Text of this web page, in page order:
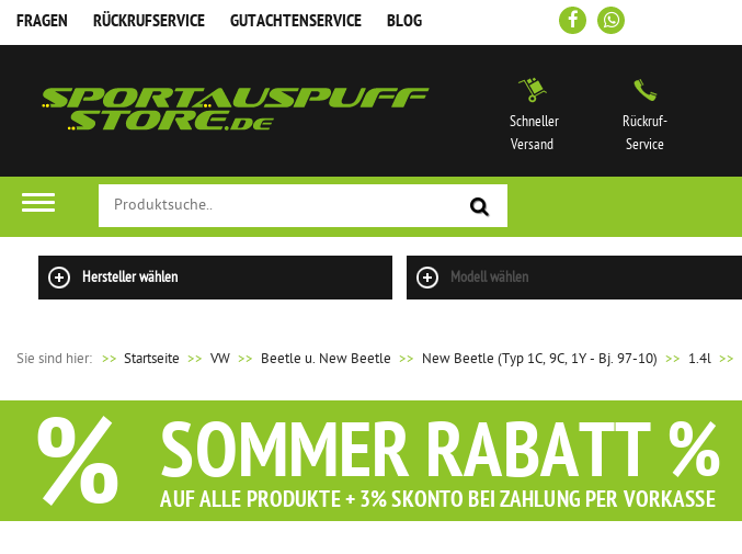
FRAGEN RÜCKRUFSERVICE GUTACHTENSERVICE BLOG
Schneller
Versand
Rückruf-
Service
Hersteller wählen Modell wählen
Sie sind hier: >> Startseite VW Beetle u. New Beetle New Beetle (Typ 1C, 9C, 1Y - Bj. 97-10) 1.4l
% SOMMER RABATT %
AUF ALLE PRODUKTE + 3% SKONTO BEI ZAHLUNG PER VORKASSE